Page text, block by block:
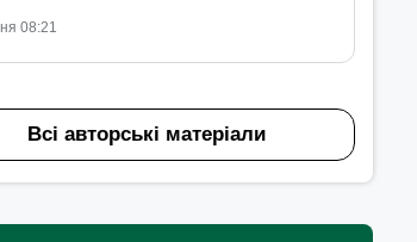
08:21
Всі авторські матеріали